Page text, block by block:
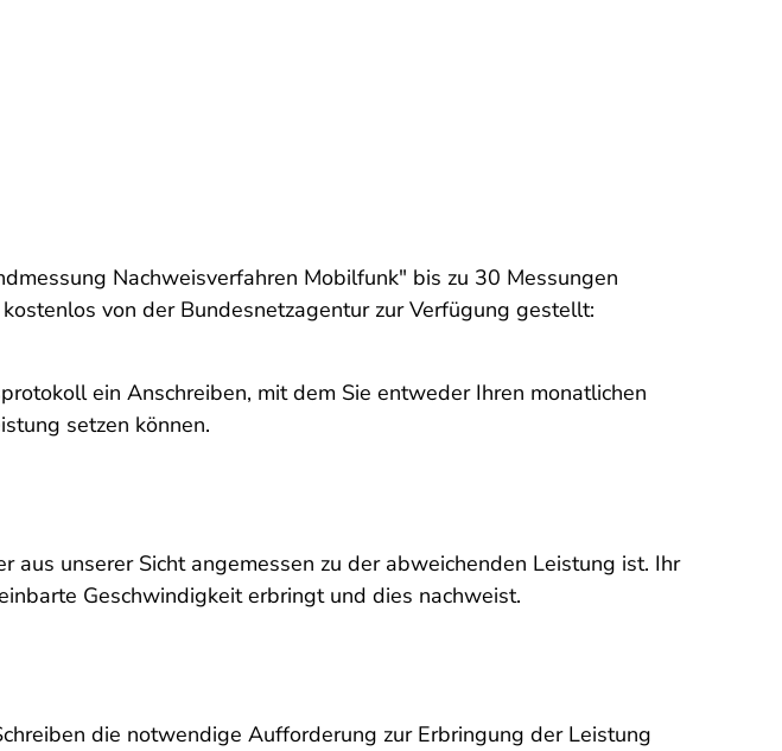
Nachweisverfahren Mobilfunk" bis zu 30 Messungen
von der Bundesnetzagentur zur Verfügung gestellt:
ein Anschreiben, mit dem Sie entweder Ihren monatlichen
setzen können.
unserer Sicht angemessen zu der abweichenden Leistung ist. Ihr
Geschwindigkeit erbringt und dies nachweist.
die notwendige Aufforderung zur Erbringung der Leistung